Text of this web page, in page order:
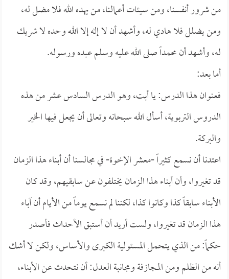
من شرور أنفسنا، ومن سيئات أعمالنا، من يهده الله فلا مضل له،
ومن يضلل فلا هادي له، وأشهد أن لا إله إلا الله وحده لا شريك
له، وأشهد أن محمداً صلى الله عليه وسلم عبده ورسوله.
أما بعد:
فعنوان هذا الدرس: يا أبت، وهو الدرس السادس عشر من هذه
الدروس التربوية، أسأل الله سبحانه وتعالى أن يجعل فيها الخير
والبركة.
اعتدنا أن نسمع كثيراً -معشر الإخوة- في مجالسنا أن أبناء هذا الزمان
قد تغيروا، وأن أبناء هذا الزمان يختلفون عن سابقيهم، وقد كان
الأبناء سابقاً كذا وكانوا كذا، لكننا لم نسمع يوماً من الأيام أن آباء
هذا الزمان قد تغيروا، ولست أريد أن أستبق الأحداث فأصدر
حكماً: من الذي يتحمل المسئولية الكبرى والأساس، ولكن لا أشك
أنه من الظلم ومن المجازفة ومجانبة العدل: أن نتحدث عن الأبناء،